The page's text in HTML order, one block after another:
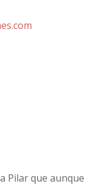
Pilar que aunque